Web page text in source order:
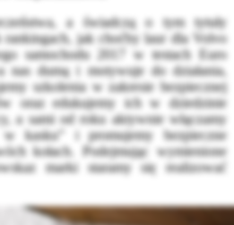
a świadczą o tym tytuły
jak choćby laur dla Volvo
samochodu 2017 w testach Euro
nas dumą i motywuje do działania,
szkolenia w zakresie bezpiecznej
oraz edukujemy ich w dziedzinie
a sami od roku aktywnie włączamy
kasku” i promujemy bezpieczne
kołach. Podejmując wymienione
marki staramy się realizować